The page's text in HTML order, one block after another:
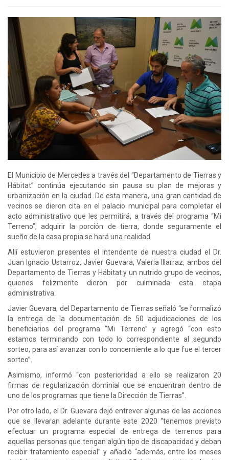
El Municipio de Mercedes a través del “Departamento de Tierras y
Hábitat” continúa ejecutando sin pausa su plan de mejoras y
urbanización en la ciudad. De esta manera, una gran cantidad de
vecinos se dieron cita en el palacio municipal para completar el
acto administrativo que les permitirá, a través del programa “Mi
Terreno”, adquirir la porción de tierra, donde seguramente el
sueño de la casa propia se hará una realidad.
Allí estuvieron presentes el intendente de nuestra ciudad el Dr.
Juan Ignacio Ustarroz, Javier Guevara, Valeria Illarraz, ambos del
Departamento de Tierras y Hábitat y un nutrido grupo de vecinos,
quienes felizmente dieron por culminada esta etapa
administrativa.
Javier Guevara, del Departamento de Tierras señaló “se formalizó
la entrega de la documentación de 50 adjudicaciones de los
beneficiarios del programa “Mi Terreno” y agregó “con esto
estamos terminando con todo lo correspondiente al segundo
sorteo, para así avanzar con lo concerniente a lo que fue el tercer
sorteo”.
Asimismo, informó “con posterioridad a ello se realizaron 20
firmas de regularización dominial que se encuentran dentro de
uno de los programas que tiene la Dirección de Tierras”.
Por otro lado, el Dr. Guevara dejó entrever algunas de las acciones
que se llevaran adelante durante este 2020 “tenemos previsto
efectuar un programa especial de entrega de terrenos para
aquellas personas que tengan algún tipo de discapacidad y deban
recibir tratamiento especial” y añadió “además, entre los meses